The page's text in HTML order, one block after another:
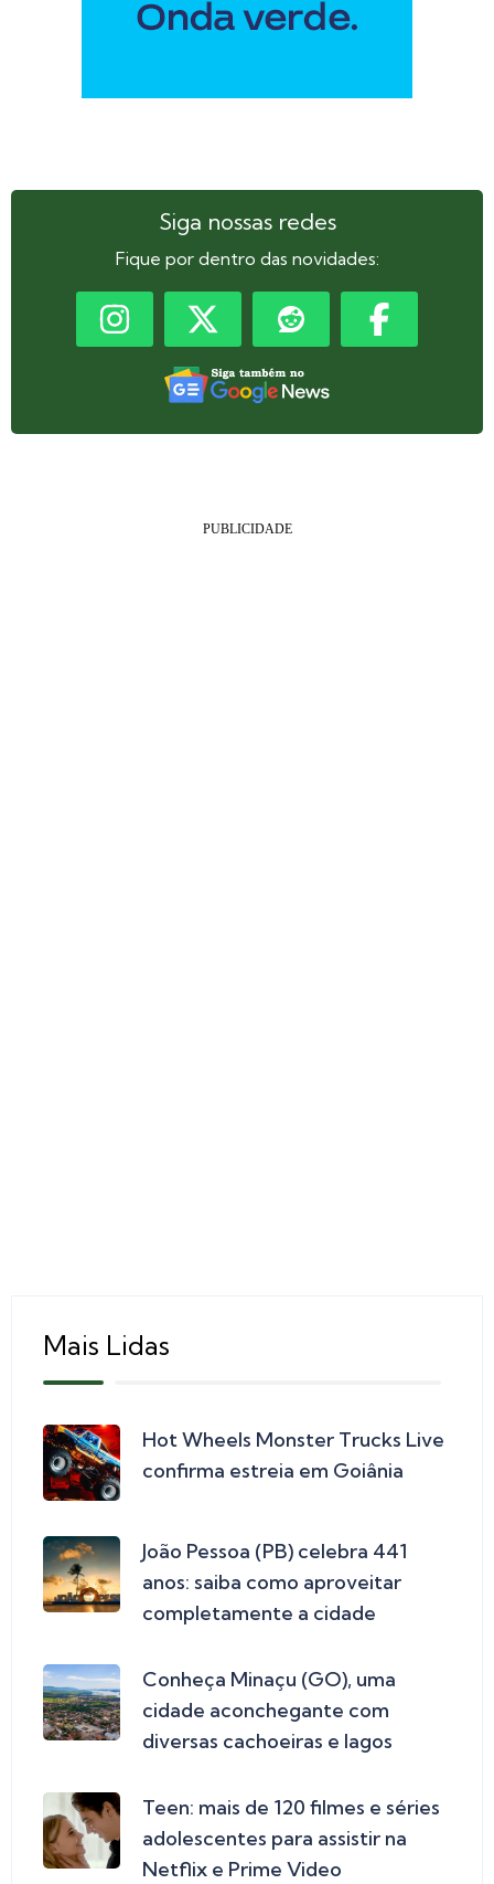
Siga nossas redes
Fique por dentro das novidades:
Mais Lidas
Hot Wheels Monster Trucks Live
confirma estreia em Goiânia
João Pessoa (PB) celebra 441
anos: saiba como aproveitar
completamente a cidade
Conheça Minaçu (GO), uma
cidade aconchegante com
diversas cachoeiras e lagos
Teen: mais de 120 filmes e séries
adolescentes para assistir na
Netflix e Prime Video